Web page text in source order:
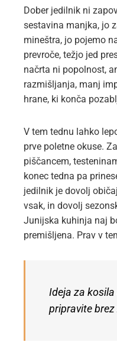
Dober jedilnik ni
sestavina manjka, jo
mineštra, jo pojemo
prevroče, težjo jed
načrta ni popolnost,
razmišljanja, manj
hrane, ki konča
V tem tednu lahko
prve poletne okuse.
piščancem,
konec tedna pa
jedilnik je dovolj
vsak, in dovolj
Junijska kuhinja naj
premišljena. Prav v
Ideja za kosila
pripravite